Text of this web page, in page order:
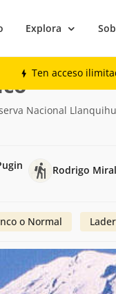
Explora
Ten acceso
(2.003m)
Nacional
Rodrigo
o Normal